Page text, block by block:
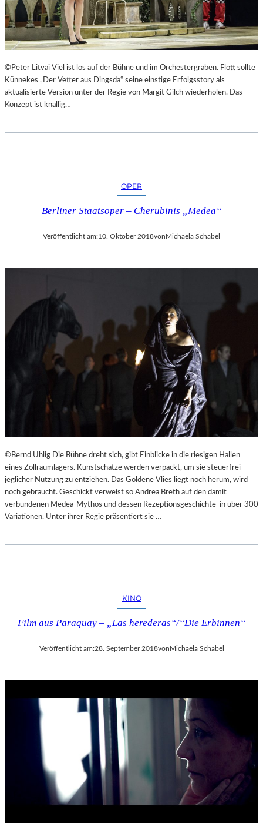
©Peter Litvai Viel ist los auf der Bühne und im Orchestergraben. Flott sollte
Künnekes „Der Vetter aus Dingsda“ seine einstige Erfolgsstory als
aktualisierte Version unter der Regie von Margit Gilch wiederholen. Das
Konzept ist knallig…
OPER
Berliner Staatsoper – Cherubinis „Medea“
Veröffentlicht am:10. Oktober 2018vonMichaela Schabel
©Bernd Uhlig Die Bühne dreht sich, gibt Einblicke in die riesigen Hallen
eines Zollraumlagers. Kunstschätze werden verpackt, um sie steuerfrei
jeglicher Nutzung zu entziehen. Das Goldene Vlies liegt noch herum, wird
noch gebraucht. Geschickt verweist so Andrea Breth auf den damit
verbundenen Medea-Mythos und dessen Rezeptionsgeschichte in über 300
Variationen. Unter ihrer Regie präsentiert sie …
KINO
Film aus Paraquay – „Las herederas“/“Die Erbinnen“
Veröffentlicht am:28. September 2018von Michaela Schabel